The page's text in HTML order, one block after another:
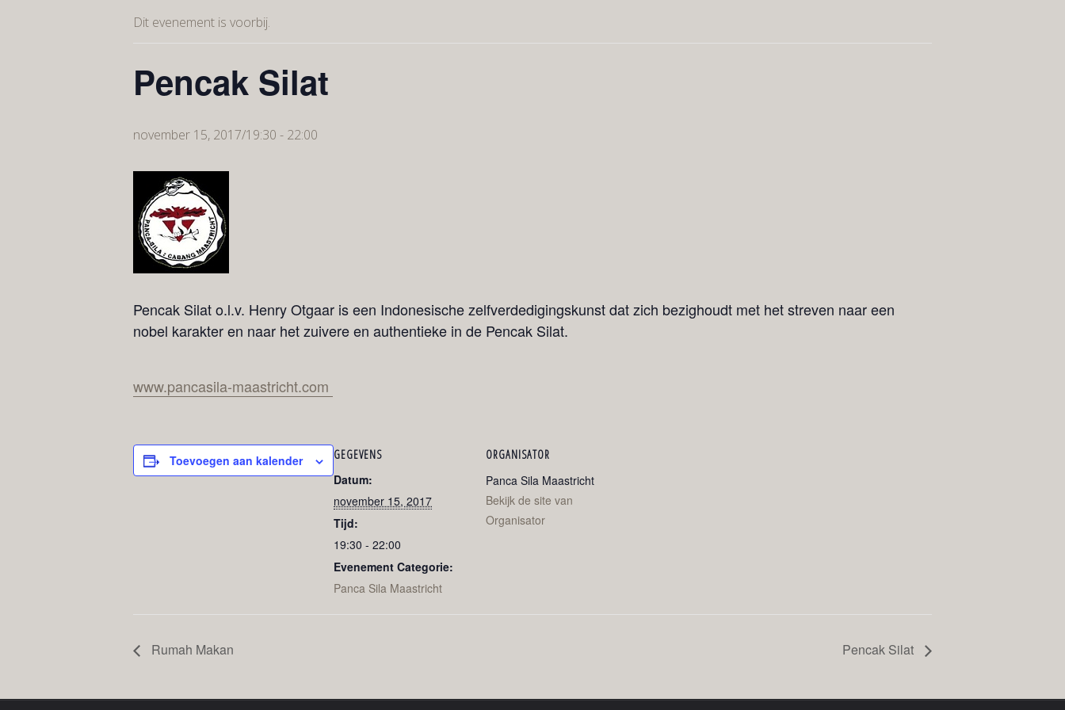
Dit evenement is voorbij.
Pencak Silat
november 15, 2017/19:30 - 22:00
Pencak Silat o.l.v. Henry Otgaar is een Indonesische zelfverdedigingskunst dat zich bezighoudt met het streven naar een
nobel karakter en naar het zuivere en authentieke in de Pencak Silat.
www.pancasila-maastricht.com
Toevoegen aan kalender GEGEVENS
Datum:
november 15, 2017
Tijd:
19:30 - 22:00
Evenement Categorie:
Panca Sila Maastricht
ORGANISATOR
Panca Sila Maastricht
Bekijk de site van
Organisator
Rumah Makan Pencak Silat